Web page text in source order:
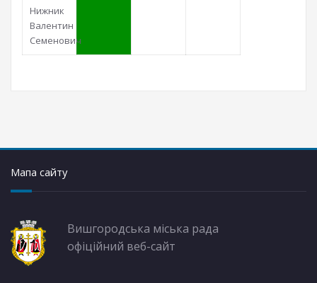
Нижник
Валентин
Семенович
Мапа сайту
Вишгородська міська рада
офіційний веб-сайт